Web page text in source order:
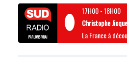
17H00-18H00
Christophe
La France à